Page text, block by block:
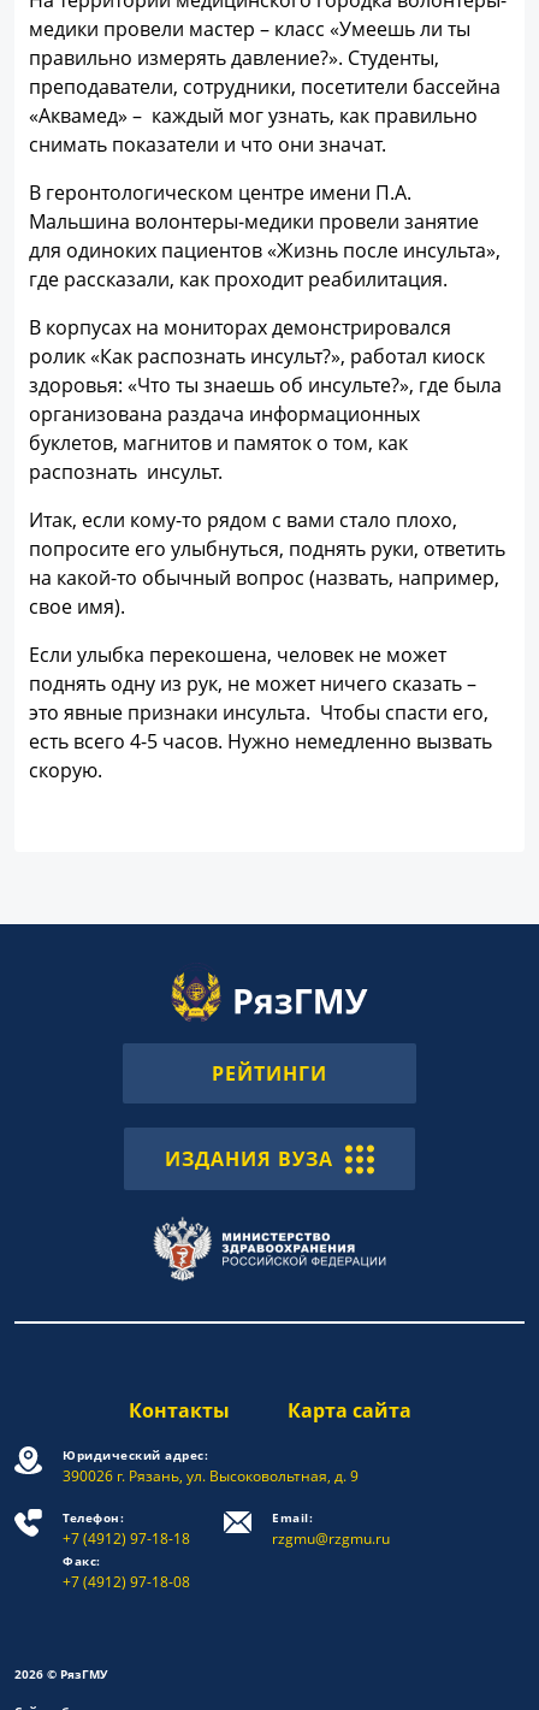
медики провели мастер – класс «Умеешь ли ты
правильно измерять давление?». Студенты,
преподаватели, сотрудники, посетители бассейна
«Аквамед» – каждый мог узнать, как правильно
снимать показатели и что они значат.
В геронтологическом центре имени П.А.
Мальшина волонтеры-медики провели занятие
для одиноких пациентов «Жизнь после инсульта»,
где рассказали, как проходит реабилитация.
В корпусах на мониторах демонстрировался
ролик «Как распознать инсульт?», работал киоск
здоровья: «Что ты знаешь об инсульте?», где была
организована раздача информационных
буклетов, магнитов и памяток о том, как
распознать инсульт.
Итак, если кому-то рядом с вами стало плохо,
попросите его улыбнуться, поднять руки, ответить
на какой-то обычный вопрос (назвать, например,
свое имя).
Если улыбка перекошена, человек не может
поднять одну из рук, не может ничего сказать –
это явные признаки инсульта. Чтобы спасти его,
есть всего 4-5 часов. Нужно немедленно вызвать
скорую.
РЕЙТИНГИ
ИЗДАНИЯ ВУЗА
Контакты Карта сайта
Юридический адрес:
390026 г. Рязань, ул. Высоковольтная, д. 9
Телефон:
+7 (4912) 97-18-18
Факс:
+7 (4912) 97-18-08
Email:
rzgmu@rzgmu.ru
2026 © РязГМУ